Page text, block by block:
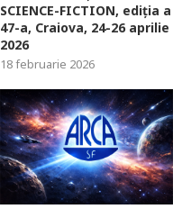
SCIENCE-FICTION, ediția a
47-a, Craiova, 24-26 aprilie
2026
18 februarie 2026